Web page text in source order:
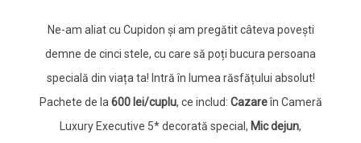
Ne-am aliat cu Cupidon și am pregătit câteva povești
demne de cinci stele, cu care să poți bucura persoana
specială din viața ta! Intră în lumea răsfățului absolut!
Pachete de la 600 lei/cuplu, ce includ: Cazareîn Cameră
Luxury Executive 5* decorată special, Mic dejun,